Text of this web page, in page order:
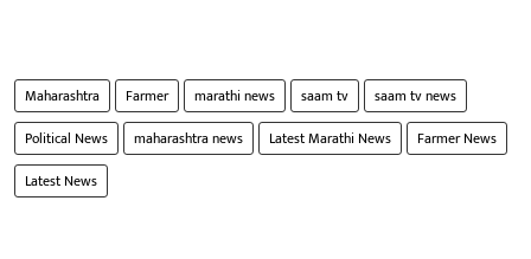
Maharashtra Farmer marathi news saam tv
saam tv news
Political News
maharashtra news Latest Marathi News
Farmer News
Latest News